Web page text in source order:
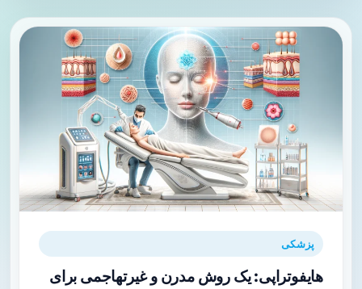
پزشکی
هایفوتراپی: یک روش مدرن و غیرتهاجمی برای